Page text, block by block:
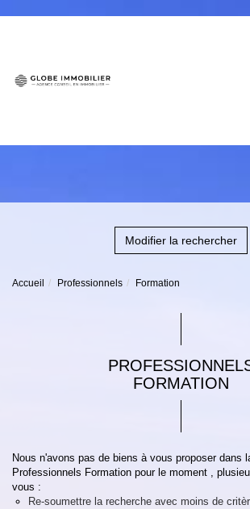
Modifier la rechercher
Accueil Professionnels Formation
FORMATION
Nous n'avons pas de biens à vous proposer dans
Professionnels Formation pour le moment ,
vous :
Re-soumettre la recherche avec moins de